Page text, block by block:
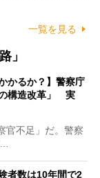
一覧を見る
」
かるか？】警察庁
構造改革」 実
官不足」だ。警察
者数は10年間で2